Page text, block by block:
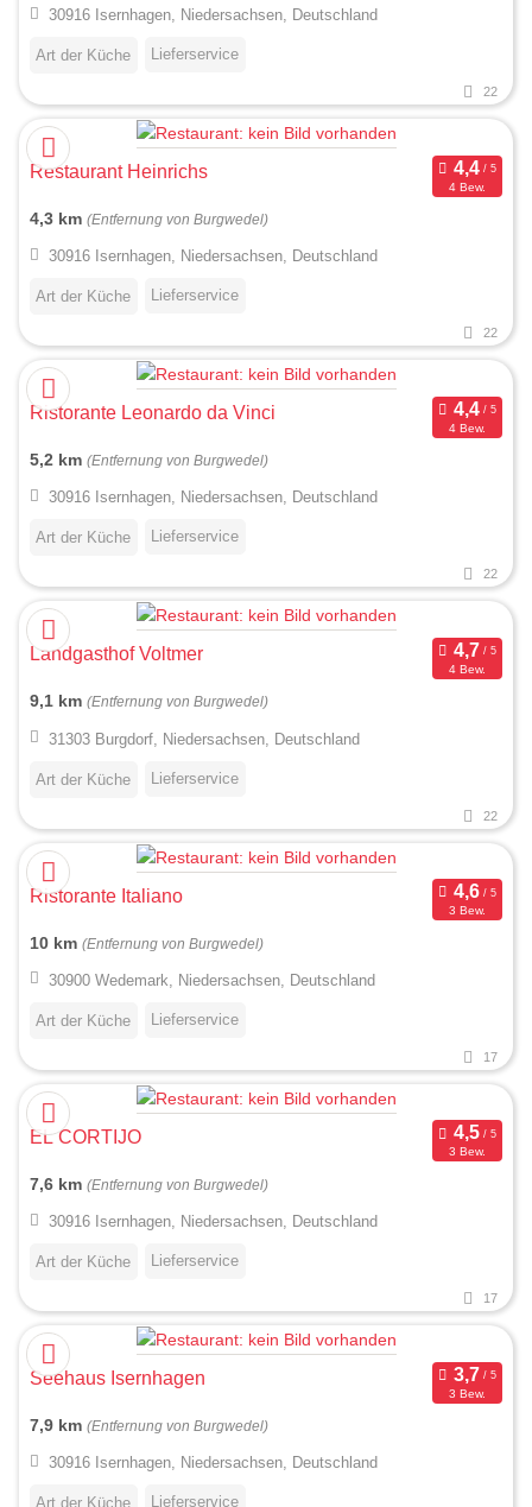
30916 Isernhagen, Niedersachsen, Deutschland
Art der Küche Lieferservice
22
Restaurant Heinrichs
4 Bew.
4,3 km (Entfernung von Burgwedel)
30916 Isernhagen, Niedersachsen, Deutschland
Art der Küche Lieferservice
22
Ristorante Leonardo da Vinci
4 Bew.
5,2 km (Entfernung von Burgwedel)
30916 Isernhagen, Niedersachsen, Deutschland
Art der Küche Lieferservice
22
Landgasthof Voltmer
4 Bew.
9,1 km (Entfernung von Burgwedel)
31303 Burgdorf, Niedersachsen, Deutschland
Art der Küche Lieferservice
22
Ristorante Italiano
3 Bew.
10 km (Entfernung von Burgwedel)
30900 Wedemark, Niedersachsen, Deutschland
Art der Küche Lieferservice
17
EL CORTIJO
3 Bew.
7,6 km (Entfernung von Burgwedel)
30916 Isernhagen, Niedersachsen, Deutschland
Art der Küche Lieferservice
17
Seehaus Isernhagen
3 Bew.
7,9 km (Entfernung von Burgwedel)
30916 Isernhagen, Niedersachsen, Deutschland
Art der Küche Lieferservice